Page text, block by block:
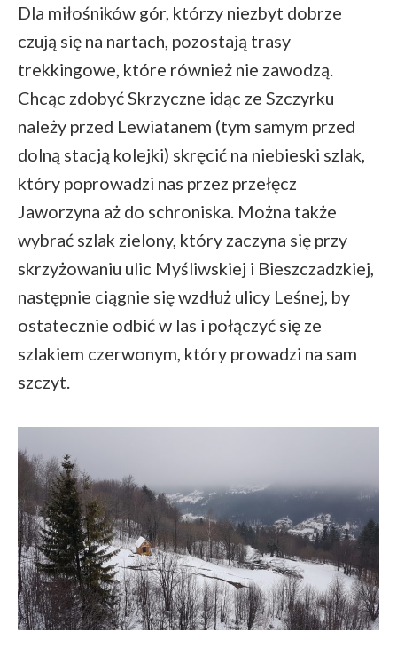
Dla miłośników gór, którzy niezbyt dobrze
czują się na nartach, pozostają trasy
trekkingowe, które również nie zawodzą.
Chcąc zdobyć Skrzyczne idąc ze Szczyrku
należy przed Lewiatanem (tym samym przed
dolną stacją kolejki) skręcić na niebieski szlak,
który poprowadzi nas przez przełęcz
Jaworzyna aż do schroniska. Można także
wybrać szlak zielony, który zaczyna się przy
skrzyżowaniu ulic Myśliwskiej i Bieszczadzkiej,
następnie ciągnie się wzdłuż ulicy Leśnej, by
ostatecznie odbić w las i połączyć się ze
szlakiem czerwonym, który prowadzi na sam
szczyt.